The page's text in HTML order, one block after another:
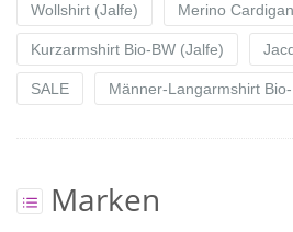
Wollshirt (Jalfe) Merino
Kurzarmshirt Bio-BW (Jalfe)
SALE Männer-Langarmshirt
Marken